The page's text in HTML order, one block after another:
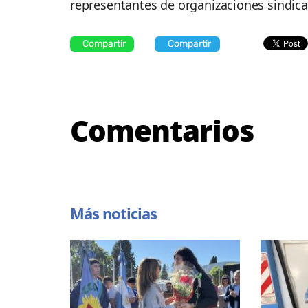
representantes de organizaciones
Compartir Compartir
Comentarios
Más noticias